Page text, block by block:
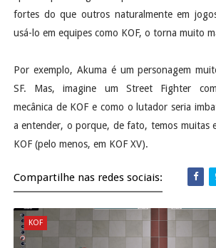
fortes do que outros naturalmente em
usá-lo em equipes como KOF, o torna muito
Por exemplo, Akuma é um personagem
SF. Mas, imagine um Street Fighter
mecânica de KOF e como o lutador seria
a entender, o porque, de fato, temos muitas
KOF (pelo menos, em KOF XV).
Compartilhe nas redes sociais:
KOF